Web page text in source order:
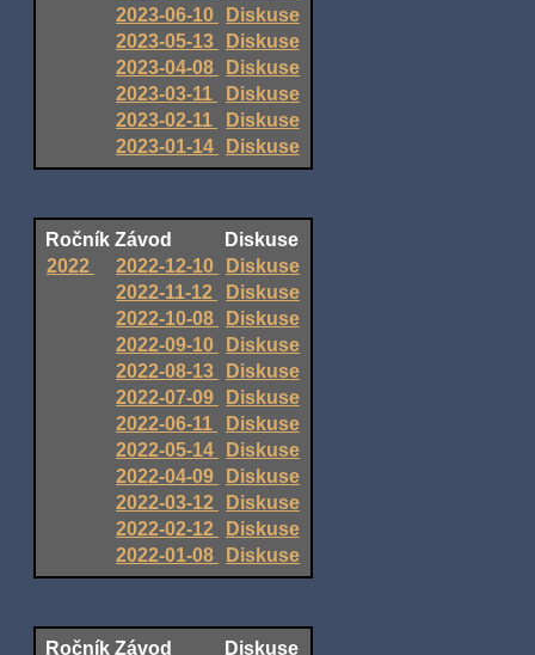
2023-06-10
Diskuse
2023-05-13
Diskuse
2023-04-08
Diskuse
2023-03-11
Diskuse
2023-02-11
Diskuse
2023-01-14
Diskuse
Ročník Závod
Diskuse
2022
2022-12-10
Diskuse
2022-11-12
Diskuse
2022-10-08
Diskuse
2022-09-10
Diskuse
2022-08-13
Diskuse
2022-07-09
Diskuse
2022-06-11
Diskuse
2022-05-14
Diskuse
2022-04-09
Diskuse
2022-03-12
Diskuse
2022-02-12
Diskuse
2022-01-08
Diskuse
Ročník Závod
Diskuse